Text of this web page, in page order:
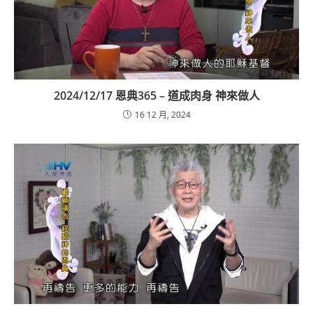
2024/12/17 恩典365 – 道成肉身 神來做人
16 12 月, 2024